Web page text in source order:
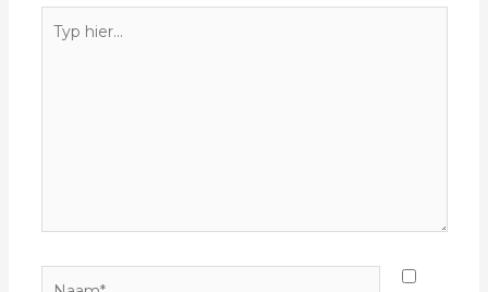
hier...